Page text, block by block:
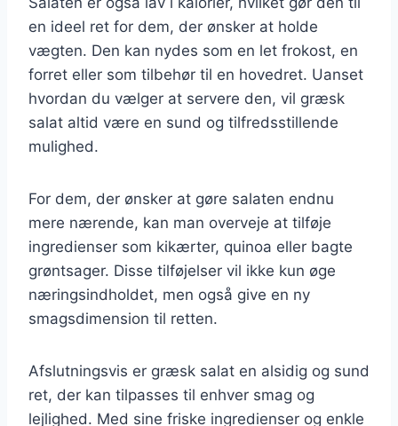
en ideel ret for dem, der ønsker at holde
vægten. Den kan nydes som en let frokost, en
forret eller som tilbehør til en hovedret. Uanset
hvordan du vælger at servere den, vil græsk
salat altid være en sund og tilfredsstillende
mulighed.
For dem, der ønsker at gøre salaten endnu
mere nærende, kan man overveje at tilføje
ingredienser som kikærter, quinoa eller bagte
grøntsager. Disse tilføjelser vil ikke kun øge
næringsindholdet, men også give en ny
smagsdimension til retten.
Afslutningsvis er græsk salat en alsidig og sund
ret, der kan tilpasses til enhver smag og
lejlighed. Med sine friske ingredienser og enkle